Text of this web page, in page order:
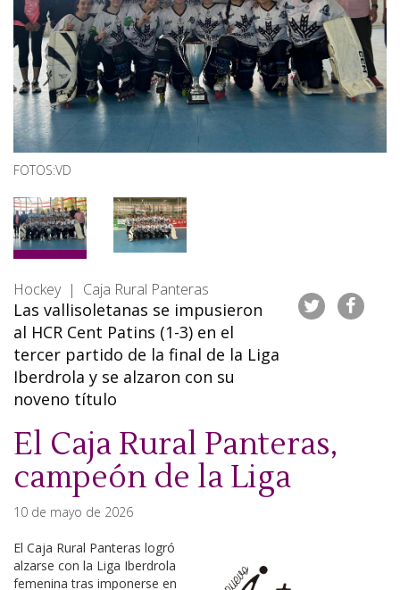
FOTOS:VD
Hockey | Caja Rural Panteras
Las vallisoletanas se impusieron
al HCR Cent Patins (1-3) en el
tercer partido de la final de la Liga
Iberdrola y se alzaron con su
noveno título
El Caja Rural Panteras,
campeón de la Liga
10 de mayo de 2026
El Caja Rural Panteras logró
alzarse con la Liga Iberdrola
femenina tras imponerse en